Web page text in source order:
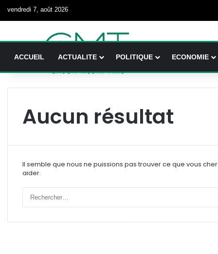
vendredi 7, août 2026
ACCUEIL ACTUALITE POLITIQUE ECONOMIE
Aucun résultat
Il semble que nous ne puissions pas trouver ce que vous
aider.